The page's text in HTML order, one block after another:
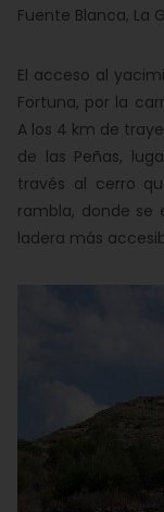
Fuente Blanca, La
El acceso al
Fortuna, por la
A los 4 km de
de las Peñas,
través al cerro
rambla, donde se
ladera más